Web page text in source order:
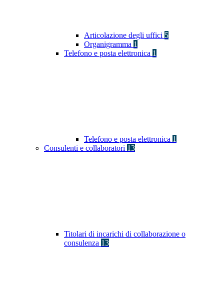
Articolazione degli uffici 5
Organigramma 1
Telefono e posta elettronica 1
Telefono e posta elettronica 1
Consulenti e collaboratori 13
Titolari di incarichi di collaborazione o
consulenza 13